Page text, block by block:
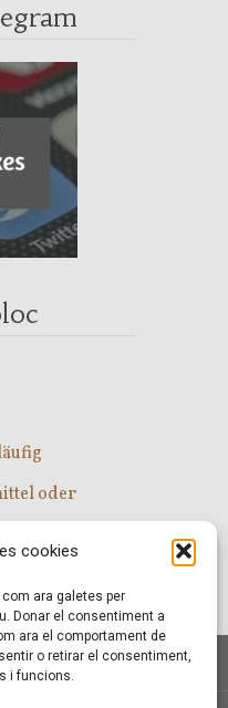
cookies
ara galetes per
Donar el consentiment a
ara el comportament de
o retirar el consentiment,
i funcions.
oder